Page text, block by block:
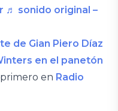
♬ sonido original –
de Gian Piero Díaz
en el panetón
en Radio